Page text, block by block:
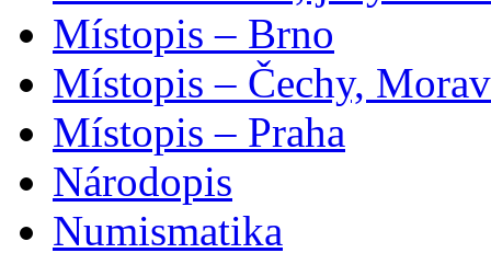
Místopis – Brno
Místopis – Čechy,
Místopis – Praha
Národopis
Numismatika